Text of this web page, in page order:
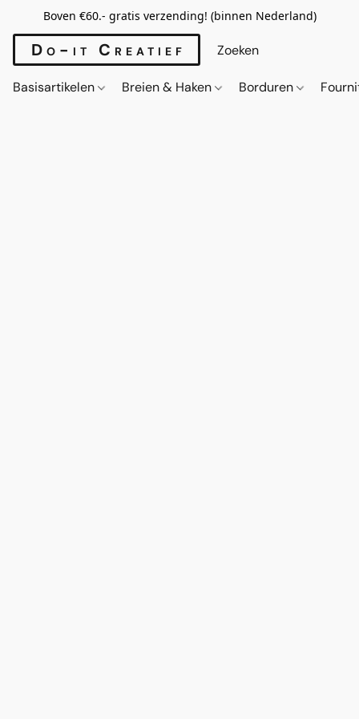
Boven €60.- gratis verzending! (binnen Nederland)
Do-it Creatief
Basisartikelen Breien & Haken Borduren